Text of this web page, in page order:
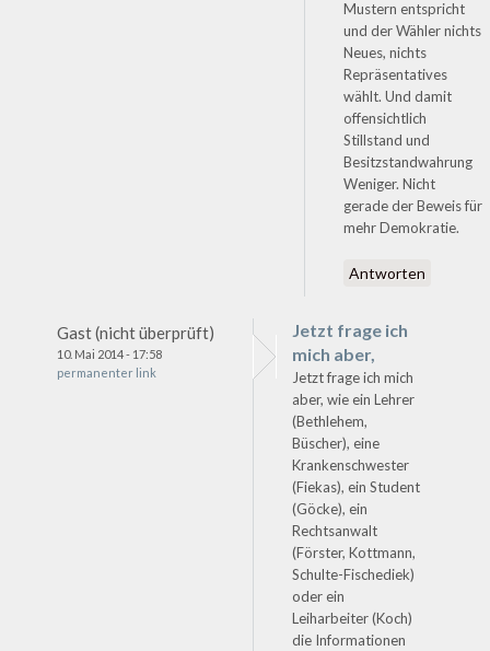
Mustern entspricht
und der Wähler nichts
Neues, nichts
Repräsentatives
wählt. Und damit
offensichtlich
Stillstand und
Besitzstandwahrung
Weniger. Nicht
gerade der Beweis für
mehr Demokratie.
Antworten
Gast (nicht überprüft)
10. Mai 2014 - 17:58
permanenter link
Jetzt frage ich
mich aber,
Jetzt frage ich mich
aber, wie ein Lehrer
(Bethlehem,
Büscher), eine
Krankenschwester
(Fiekas), ein Student
(Göcke), ein
Rechtsanwalt
(Förster, Kottmann,
Schulte-Fischediek)
oder ein
Leiharbeiter (Koch)
die Informationen